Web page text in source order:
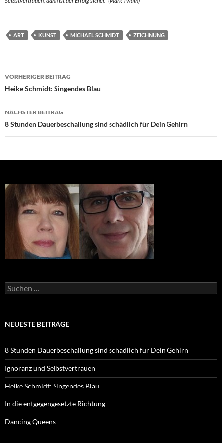
ART KUNST MICHAEL SCHMIDT ZEICHNUNG
Beitragsnavigation
VORHERIGER BEITRAG
Heike Schmidt: Singendes Blau
NÄCHSTER BEITRAG
8 Stunden Dauerbeschallung sind schädlich für Dein Gehirn
Suchen
nach:
NEUESTE BEITRÄGE
8 Stunden Dauerbeschallung sind schädlich für Dein Gehirn
Ignoranz und Selbstvertrauen
Heike Schmidt: Singendes Blau
In die entgegengesetzte Richtung
Dancing Queens